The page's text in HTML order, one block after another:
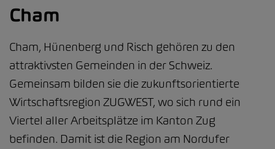
Cham
Cham, Hünenberg und Risch gehören zu den
attraktivsten Gemeinden in der Schweiz.
Gemeinsam bilden sie die zukunftsorientierte
Wirtschaftsregion ZUGWEST, wo sich rund ein
Viertel aller Arbeitsplätze im Kanton Zug
befinden. Damit ist die Region am Nordufer